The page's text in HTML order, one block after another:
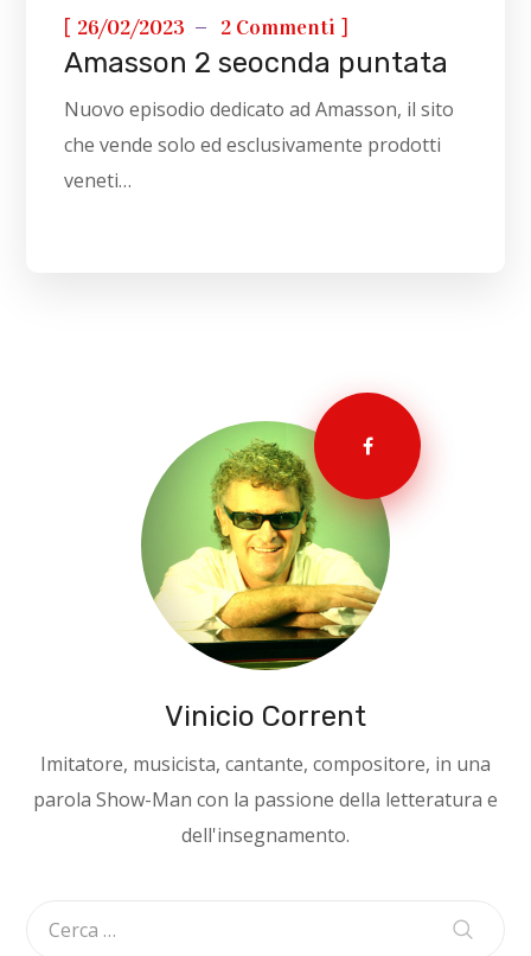
[ 26/02/2023 2 Commenti ]
Amasson 2 seocnda puntata
Nuovo episodio dedicato ad Amasson, il sito
che vende solo ed esclusivamente prodotti
veneti…
Vinicio Corrent
Imitatore, musicista, cantante, compositore, in una
parola Show-Man con la passione della letteratura e
dell'insegnamento.